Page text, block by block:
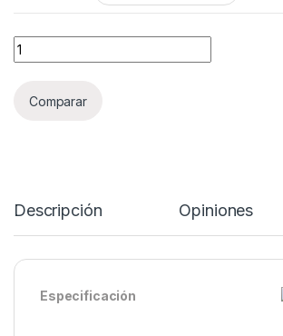
QJ Pillowed 3x3 quantity
Comparar
Descripción Opiniones
Especificación